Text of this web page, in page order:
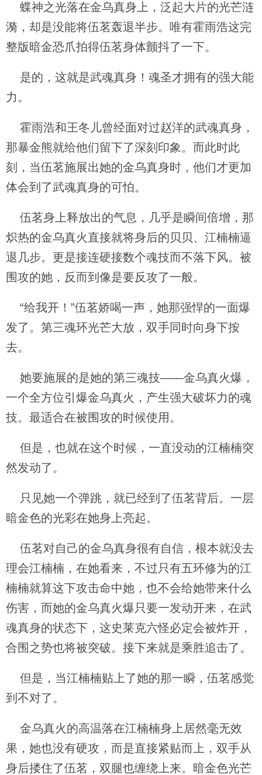
蝶神之光落在金乌真身上，泛起大片的光芒涟
漪，却是没能将伍茗轰退半步。唯有霍雨浩这完
整版暗金恐爪拍得伍茗身体颤抖了一下。
是的，这就是武魂真身！魂圣才拥有的强大能
力。
霍雨浩和王冬儿曾经面对过赵洋的武魂真身，
那暴金熊就给他们留下了深刻印象。而此时此
刻，当伍茗施展出她的金乌真身时，他们才更加
体会到了武魂真身的可怕。
伍茗身上释放出的气息，几乎是瞬间倍增，那
炽热的金乌真火直接就将身后的贝贝、江楠楠逼
退几步。更是接连硬接数个魂技而不落下风。被
围攻的她，反而到像是要反攻了一般。
“给我开！”伍茗娇喝一声，她那强悍的一面爆
发了。第三魂环光芒大放，双手同时向身下按
去。
她要施展的是她的第三魂技——金乌真火爆，
一个全方位引爆金乌真火，产生强大破坏力的魂
技。最适合在被围攻的时候使用。
但是，也就在这个时候，一直没动的江楠楠突
然发动了。
只见她一个弹跳，就已经到了伍茗背后。一层
暗金色的光彩在她身上亮起。
伍茗对自己的金乌真身很有自信，根本就没去
理会江楠楠，在她看来，不过只有五环修为的江
楠楠就算这下攻击命中她，也不会给她带来什么
伤害，而她的金乌真火爆只要一发动开来，在武
魂真身的状态下，这史莱克六怪必定会被炸开，
合围之势也将被突破。接下来就是乘胜追击了。
但是，当江楠楠贴上了她的那一瞬，伍茗感觉
到不对了。
金乌真火的高温落在江楠楠身上居然毫无效
果，她也没有硬攻，而是直接紧贴而上，双手从
身后搂住了伍茗，双腿也缠绕上来。暗金色光芒